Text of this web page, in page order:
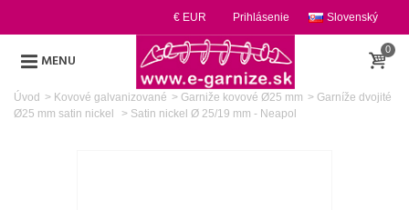
Slovenský
Prihlásenie
€ EUR
MENU
0
Úvod > Kovové galvanizované > Garniže kovové Ø25 mm > Garníže dvojité
Ø25 mm satin nickel
> Satin nickel Ø 25/19 mm - Neapol